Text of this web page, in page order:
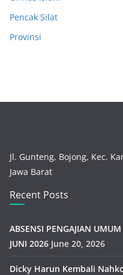
Pencak Silat
Provinsi
Jl. Gunteng, Bojong, Kec.
Jawa Barat
Recent Posts
ABSENSI PENGAJIAN
JUNI 2026 June 20, 2026
Dicky Harun Kembali